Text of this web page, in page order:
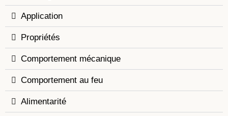
Application
Propriétés
Comportement mécanique
Comportement au feu
Alimentarité